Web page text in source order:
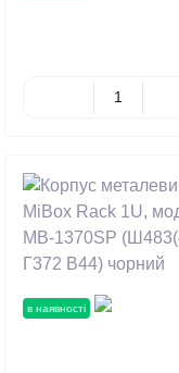
в наявності